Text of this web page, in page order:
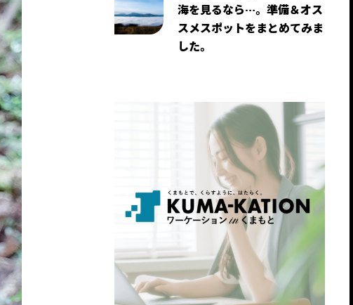
海を見るなら…。準備＆オス
スメスポットをまとめてみま
した。